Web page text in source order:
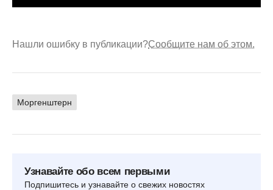
Нашли ошибку в публикации?Сообщите нам об этом.
Моргенштерн
Узнавайте обо всем первыми
Подпишитесь и узнавайте о свежих новостях